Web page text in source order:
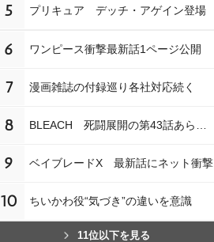
5 プリキュア デッチ・アゲイン登場
6 ワンピース衝撃最新話1ページ公開
7 漫画雑誌の付録巡り各社対応続く
8
9 ベイブレードX 最新話にネット衝撃
10 ちいかわ役“気づき”の違いを意識
11位以下を見る